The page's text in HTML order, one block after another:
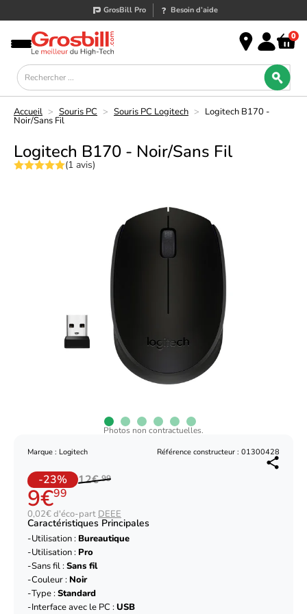
GrosBill Pro Besoin d’aide
0
Accueil > Souris PC > Souris PC Logitech > Logitech B170 -
Noir/Sans Fil
Logitech B170 - Noir/Sans Fil
(1 avis)
Photos non contractuelles.
Marque : Logitech Référence constructeur : 01300428
-23% 12€ 99
9€99
0,02€ d'éco-part DEEE
Caractéristiques Principales
Utilisation : Bureautique
Utilisation : Pro
Sans fil :Sans fil
Couleur : Noir
Type :Standard
Interface avec le PC :USB